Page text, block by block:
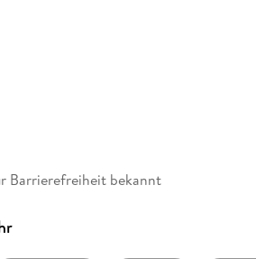
Barrierefreiheit bekannt